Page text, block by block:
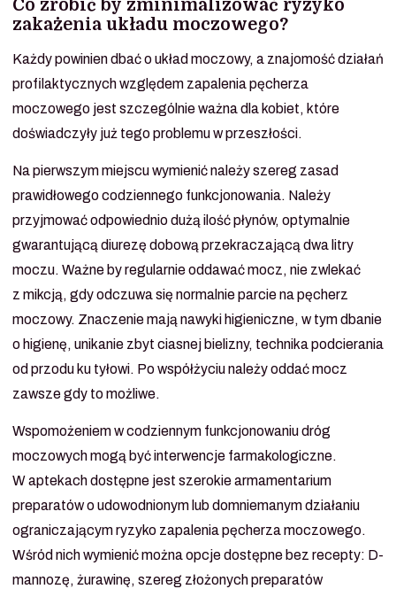
Co zrobić by zminimalizować ryzyko
zakażenia układu moczowego?
Każdy powinien dbać o układ moczowy, a znajomość działań
profilaktycznych względem zapalenia pęcherza
moczowego jest szczególnie ważna dla kobiet, które
doświadczyły już tego problemu w przeszłości.
Na pierwszym miejscu wymienić należy szereg zasad
prawidłowego codziennego funkcjonowania. Należy
przyjmować odpowiednio dużą ilość płynów, optymalnie
gwarantującą diurezę dobową przekraczającą dwa litry
moczu. Ważne by regularnie oddawać mocz, nie zwlekać
z mikcją, gdy odczuwa się normalnie parcie na pęcherz
moczowy. Znaczenie mają nawyki higieniczne, w tym dbanie
o higienę, unikanie zbyt ciasnej bielizny, technika podcierania
od przodu ku tyłowi. Po współżyciu należy oddać mocz
zawsze gdy to możliwe.
Wspomożeniem w codziennym funkcjonowaniu dróg
moczowych mogą być interwencje farmakologiczne.
W aptekach dostępne jest szerokie armamentarium
preparatów o udowodnionym lub domniemanym działaniu
ograniczającym ryzyko zapalenia pęcherza moczowego.
Wśród nich wymienić można opcje dostępne bez recepty: D-
mannozę, żurawinę, szereg złożonych preparatów